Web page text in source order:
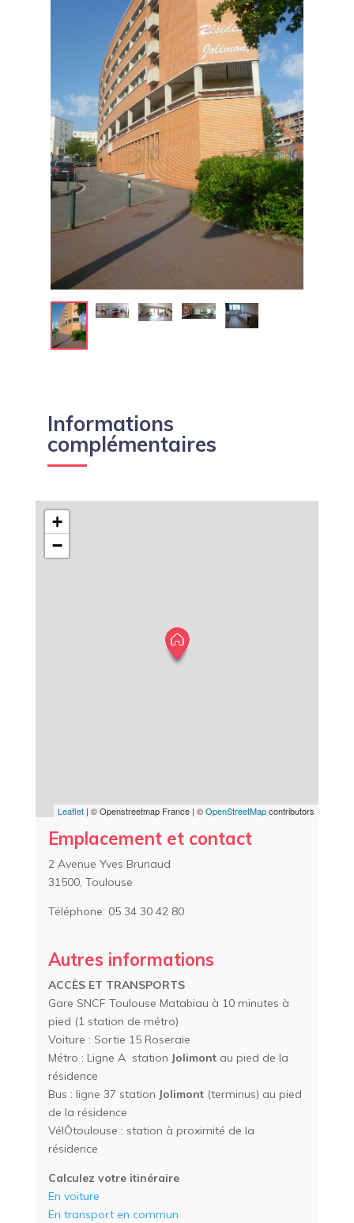
Informations
complémentaires
+
−
Leaflet | © Openstreetmap France | ©OpenStreetMapcontributors
Emplacement et contact
2 Avenue Yves Brunaud
31500, Toulouse
Téléphone: 05 34 30 42 80
Autres informations
ACCÈSET TRANSPORTS
Gare SNCF Toulouse Matabiau à 10 minutes à
pied (1 station de métro)
Voiture : Sortie 15 Roseraie
Métro : Ligne A station Jolimontau pied de la
résidence
Bus : ligne 37 station Jolimont(terminus) au pied
de la résidence
VélÔtoulouse : station à proximité de la
résidence
Calculez votre itinéraire
En voiture
En transport en commun